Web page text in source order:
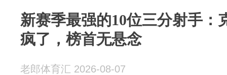
新赛季最强的10位三分射手：
疯了，榜首无悬念
老郎体育汇 2026-08-07